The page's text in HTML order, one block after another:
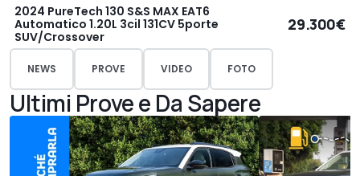
2024 PureTech 130 S&S MAX EAT6
Automatico 1.20L 3cil 131CV 5porte
SUV/Crossover
29.300€
NEWS PROVE VIDEO FOTO
Ultimi Prove e Da Sapere